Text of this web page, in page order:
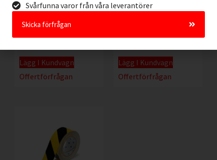
GRÖN/VIT
690,00kr
Lägg I Kundvagn
Offertförfrågan
690,00kr
Lägg I Kundvagn
Offertförfrågan
Svårfunna varor från våra leverantörer
Skicka förfrågan